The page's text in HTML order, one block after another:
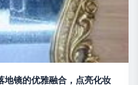
地镜的优雅融合，点亮化妆